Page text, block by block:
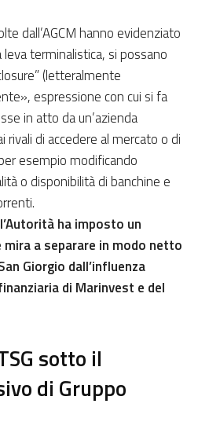
dall’AGCM hanno evidenziato
terminalistica, si possano
(letteralmente
espressione con cui si fa
in atto da un’azienda
di accedere al mercato o di
esempio modificando
o disponibilità di banchine e
l’Autorità ha imposto un
a separare in modo netto
Giorgio dall’influenza
di Marinvest e del
sotto il
di Gruppo